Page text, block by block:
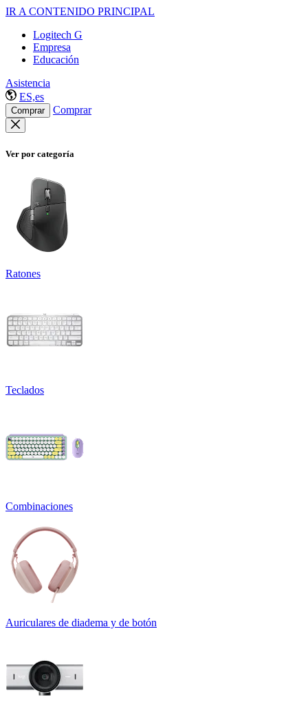
IR A CONTENIDO PRINCIPAL
Logitech G
Empresa
Educación
Asistencia
ES,es
Comprar Comprar
Ver por categoría
Ratones
Teclados
Combinaciones
Auriculares de diadema y de botón